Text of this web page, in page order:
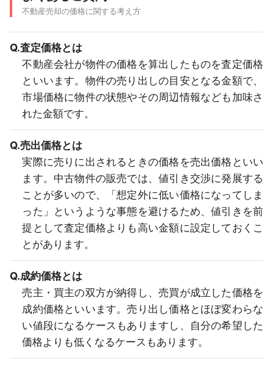
不動産売却の価格に関する考え方
Q.査定価格とは
不動産会社が物件の価格を算出したものを査定価格
といいます。物件の売り出しの目安となる金額で、
市場価格に物件の状態やその周辺情報なども加味さ
れた金額です。
Q.売出価格とは
実際に売りに出されるときの価格を売出価格といい
ます。中古物件の販売では、値引き交渉に発展する
ことが多いので、「想定外に低い価格になってしま
った」というような事態を避けるため、値引きを前
提として査定価格よりも高い金額に設定しておくこ
とがあります。
Q.成約価格とは
売主・買主の双方が納得し、売買が成立した価格を
成約価格といいます。売り出し価格とほぼ変わらな
い値段になるケースもありますし、自分の希望した
価格よりも低くなるケースもあります。